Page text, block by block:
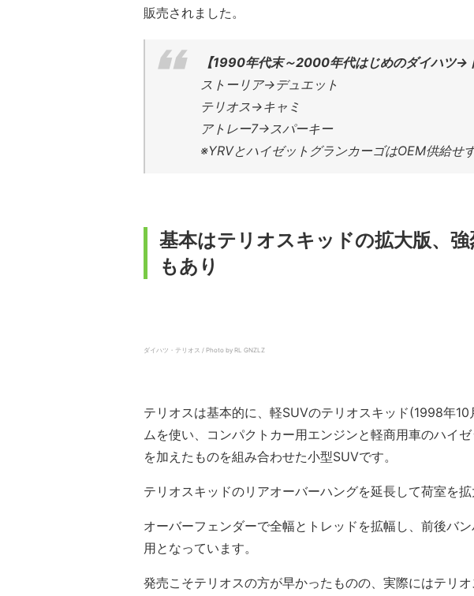
販売されました。
【1990年代末～2000年代はじめのダイハツ→
ストーリア→デュエット
テリオス→キャミ
アトレー7→スパーキー
※YRVとハイゼットグランカーゴはOEM供給せ
基本はテリオスキッドの拡大版、
もあり
ダイハツ・テリオス / Photo by RL GNZLZ
テリオスは基本的に、軽SUVのテリオスキッド(1998年
ムを使い、コンパクトカー用エンジンと軽商用車のハイ
を加えたものを組み合わせた小型SUVです。
テリオスキッドのリアオーバーハングを延長して荷室を拡
オーバーフェンダーで全幅とトレッドを拡幅し、前後バ
用となっています。
発売こそテリオスの方が早かったものの、実際にはテリ